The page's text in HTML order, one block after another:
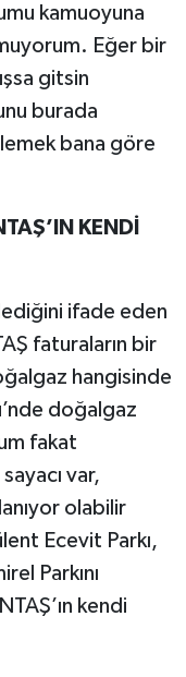
kamuoyuna
Eğer bir
gitsin
burada
bana göre
KENDİ
ifade eden
faturaların bir
hangisinde
doğalgaz
fakat
var,
olabilir
Ecevit Parkı,
Parkını
kendi